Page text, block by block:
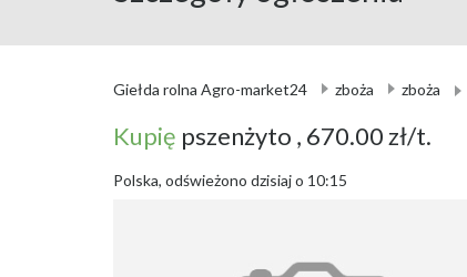
Giełda rolna Agro-market24 zboża zboża
Kupię pszenżyto , 670.00 zł/t.
Polska, odświeżono dzisiaj o 10:15